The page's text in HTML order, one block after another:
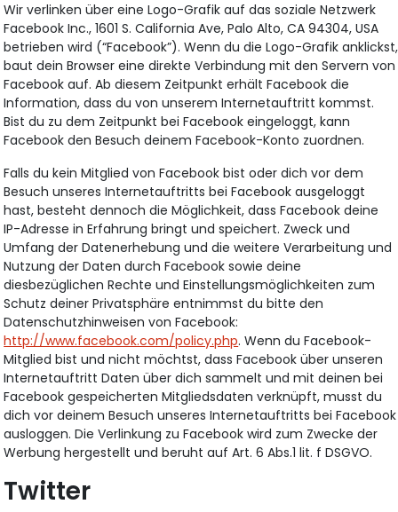
Wir verlinken über eine Logo-Grafik auf das soziale Netzwerk
Facebook Inc., 1601 S. California Ave, Palo Alto, CA 94304, USA
betrieben wird (“Facebook”). Wenn du die Logo-Grafik anklickst,
baut dein Browser eine direkte Verbindung mit den Servern von
Facebook auf. Ab diesem Zeitpunkt erhält Facebook die
Information, dass du von unserem Internetauftritt kommst.
Bist du zu dem Zeitpunkt bei Facebook eingeloggt, kann
Facebook den Besuch deinem Facebook-Konto zuordnen.
Falls du kein Mitglied von Facebook bist oder dich vor dem
Besuch unseres Internetauftritts bei Facebook ausgeloggt
hast, besteht dennoch die Möglichkeit, dass Facebook deine
IP-Adresse in Erfahrung bringt und speichert. Zweck und
Umfang der Datenerhebung und die weitere Verarbeitung und
Nutzung der Daten durch Facebook sowie deine
diesbezüglichen Rechte und Einstellungsmöglichkeiten zum
Schutz deiner Privatsphäre entnimmst du bitte den
Datenschutzhinweisen von Facebook:
http://www.facebook.com/policy.php. Wenn du Facebook-
Mitglied bist und nicht möchtst, dass Facebook über unseren
Internetauftritt Daten über dich sammelt und mit deinen bei
Facebook gespeicherten Mitgliedsdaten verknüpft, musst du
dich vor deinem Besuch unseres Internetauftritts bei Facebook
ausloggen. Die Verlinkung zu Facebook wird zum Zwecke der
Werbung hergestellt und beruht auf Art. 6 Abs.1 lit. f DSGVO.
Twitter